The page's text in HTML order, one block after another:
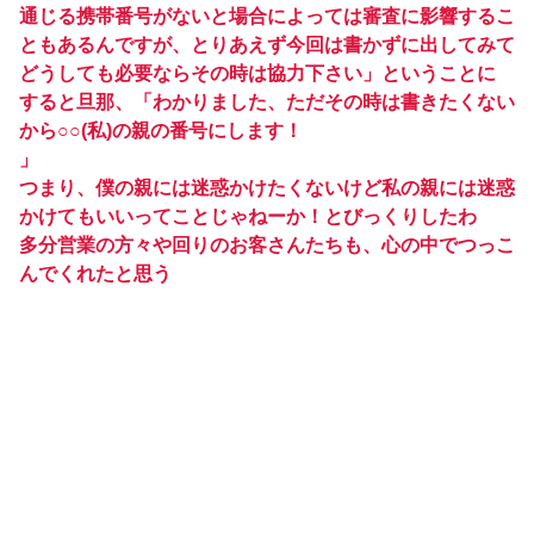
通じる携帯番号がないと場合によっては審査に影響するこ
ともあるんですが、とりあえず今回は書かずに出してみて
どうしても必要ならその時は協力下さい」ということに
すると旦那、「わかりました、ただその時は書きたくない
から○○(私)の親の番号にします！
」
つまり、僕の親には迷惑かけたくないけど私の親には迷惑
かけてもいいってことじゃねーか！とびっくりしたわ
多分営業の方々や回りのお客さんたちも、心の中でつっこ
んでくれたと思う